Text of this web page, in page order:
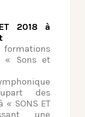
2018 à
« Sons et
des
SONS ET
une